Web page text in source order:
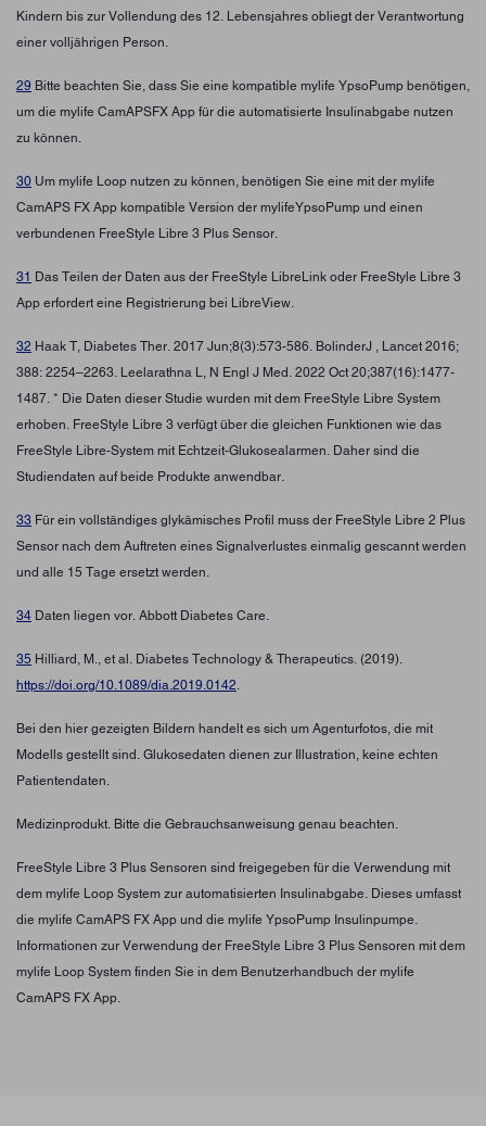
Kindern bis zur Vollendung des 12. Lebensjahres obliegt der Verantwortung
einer volljährigen Person.
29 Bitte beachten Sie, dass Sie eine kompatible mylife YpsoPump benötigen,
um die mylife CamAPSFX App für die automatisierte Insulinabgabe nutzen
zu können.
30 Um mylife Loop nutzen zu können, benötigen Sie eine mit der mylife
CamAPS FX App kompatible Version der mylifeYpsoPump und einen
verbundenen FreeStyle Libre 3 Plus Sensor.
31 Das Teilen der Daten aus der FreeStyle LibreLink oder FreeStyle Libre 3
App erfordert eine Registrierung bei LibreView.
32 Haak T, Diabetes Ther. 2017 Jun;8(3):573-586. BolinderJ , Lancet 2016;
388: 2254–2263. Leelarathna L, N Engl J Med. 2022 Oct 20;387(16):1477-
1487. * Die Daten dieser Studie wurden mit dem FreeStyle Libre System
erhoben. FreeStyle Libre 3 verfügt über die gleichen Funktionen wie das
FreeStyle Libre-System mit Echtzeit-Glukosealarmen. Daher sind die
Studiendaten auf beide Produkte anwendbar.
33 Für ein vollständiges glykämisches Profil muss der FreeStyle Libre 2 Plus
Sensor nach dem Auftreten eines Signalverlustes einmalig gescannt werden
und alle 15 Tage ersetzt werden.
34 Daten liegen vor. Abbott Diabetes Care.
35 Hilliard, M., et al. Diabetes Technology & Therapeutics. (2019).
https://doi.org/10.1089/dia.2019.0142.
Bei den hier gezeigten Bildern handelt es sich um Agenturfotos, die mit
Modells gestellt sind. Glukosedaten dienen zur Illustration, keine echten
Patientendaten.
Medizinprodukt. Bitte die Gebrauchsanweisung genau beachten.
FreeStyle Libre 3 Plus Sensoren sind freigegeben für die Verwendung mit
dem mylife Loop System zur automatisierten Insulinabgabe. Dieses umfasst
die mylife CamAPS FX App und die mylife YpsoPump Insulinpumpe.
Informationen zur Verwendung der FreeStyle Libre 3 Plus Sensoren mit dem
mylife Loop System finden Sie in dem Benutzerhandbuch der mylife
CamAPS FX App.